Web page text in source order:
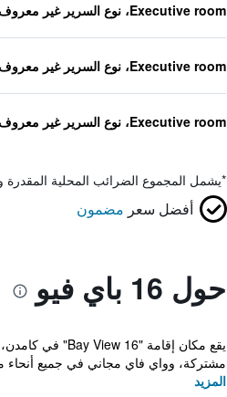
Executive room، نوع السرير غير معروف
Executive room، نوع السرير غير معروف
Executive room، نوع السرير غير معروف
*يشمل المجموع الضرائب المحلية
أفضل سعر مضمون
حول 16 باي فيو
مشتركة، وواي فاي مجاني في جميع أنحاء
المزيد